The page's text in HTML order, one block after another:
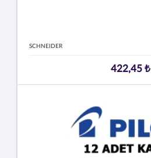
SCHNEIDER
422,45 ₺